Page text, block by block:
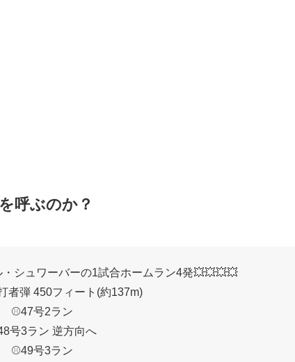
呼ぶのか？
シュワーバーの1試合ホームラン4発💥💥💥💥
者弾 450フィート(約137m)
⚾47号2ラン
号3ラン 逆方向へ
⚾49号3ラン